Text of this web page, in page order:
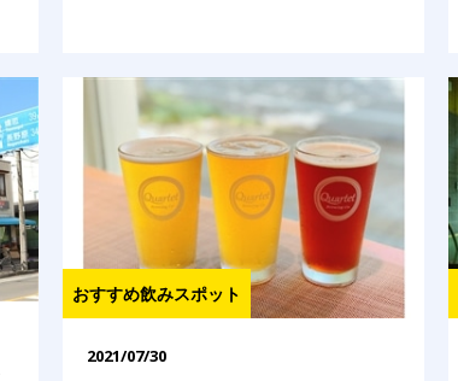
おすすめ飲みスポット
2021/07/30